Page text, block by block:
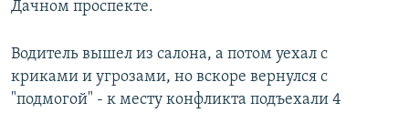
Дачном проспекте.
Водитель вышел из салона, а потом уехал с
криками и угрозами, но вскоре вернулся с
"подмогой" - к месту конфликта подъехали 4